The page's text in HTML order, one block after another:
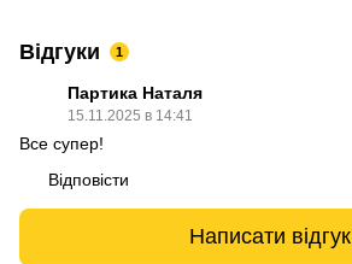
Відгуки 1
Партика Наталя
15.11.2025 в 14:41
Все супер!
Відповісти
Написати відгук